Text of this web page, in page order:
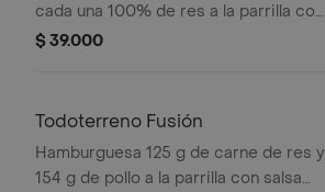
cada una 100% de res a la parrilla con
salsa bbq, queso mozzarella, lechuga,
$ 39.000
Todoterreno Fusión
Hamburguesa 125 g de carne de res y
154 g de pollo a la parrilla con salsa